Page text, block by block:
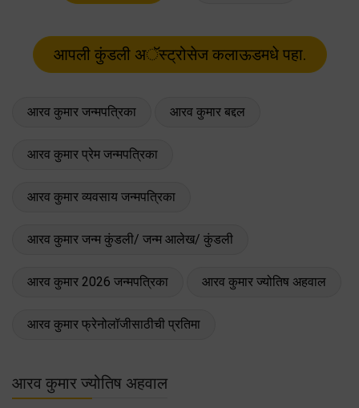
आरव कुमार जन्मपत्रिका आरव कुमार बद्दल
आरव कुमार प्रेम जन्मपत्रिका
आरव कुमार व्यवसाय जन्मपत्रिका
आरव कुमार जन्म कुंडली/ जन्म आलेख/ कुंडली
आरव कुमार 2026 जन्मपत्रिका आरव कुमार ज्योतिष अहवाल
आरव कुमार फ्रेनोलॉजीसाठीची प्रतिमा
आरव कुमार ज्योतिष अहवाल